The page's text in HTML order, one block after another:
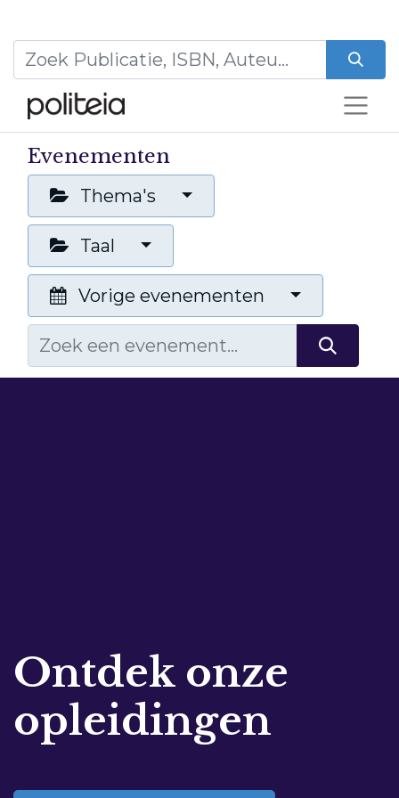
Evenementen
Thema's
Taal
Vorige evenementen
Ontdek onze
opleidingen